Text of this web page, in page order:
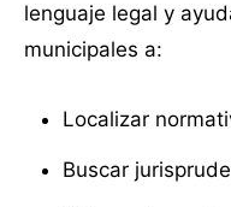
lenguaje legal y
municipales a:
Localizar
Buscar